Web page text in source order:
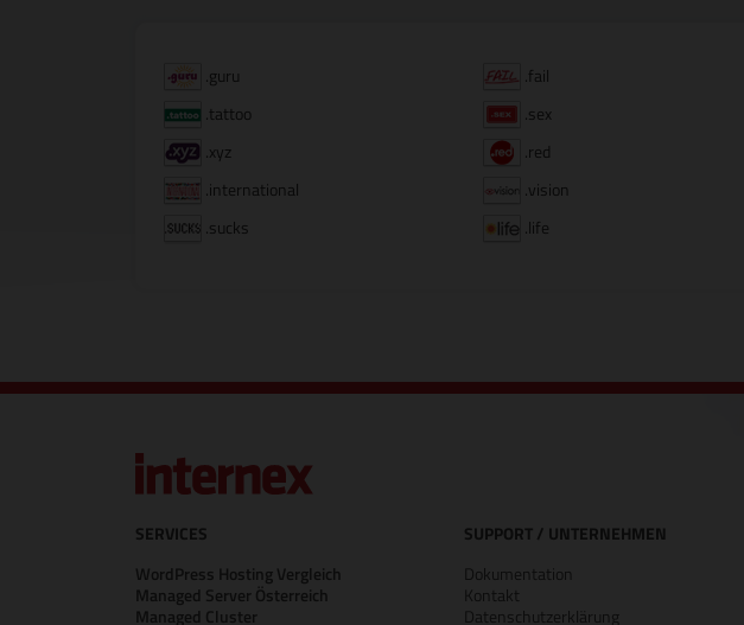
.guru .fail
.tattoo
.sex
.xyz
.red
.international
.vision
.sucks
.life
SERVICES
WordPress Hosting Vergleich
Managed Server Österreich
Managed Cluster
SUPPORT / UNTERNEHMEN
Dokumentation
Kontakt
Datenschutzerklärung